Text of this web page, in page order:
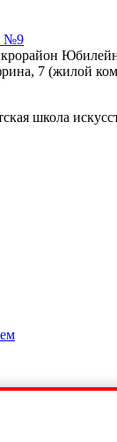
№9
7 (жилой
школа